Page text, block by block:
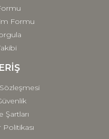
Formu
Şartları
Politikası